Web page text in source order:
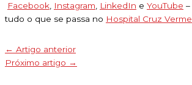
Facebook, Instagram, LinkedIn e YouTube
tudo o que se passa no Hospital Cruz
← Artigo anterior
Próximo artigo →